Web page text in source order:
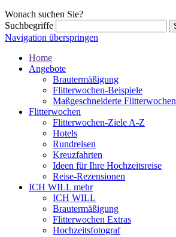
Wonach suchen Sie?
Suchbegriffe
Navigation überspringen
Home
Angebote
Brautermäßigung
Flitterwochen-Beispiele
Maßgeschneiderte Flitterwochen
Flitterwochen
Flitterwochen-Ziele A-Z
Hotels
Rundreisen
Kreuzfahrten
Ideen für Ihre Hochzeitsreise
Reise-Rezensionen
ICH WILL mehr
ICH WILL
Brautermäßigung
Flitterwochen Extras
Hochzeitsfotograf